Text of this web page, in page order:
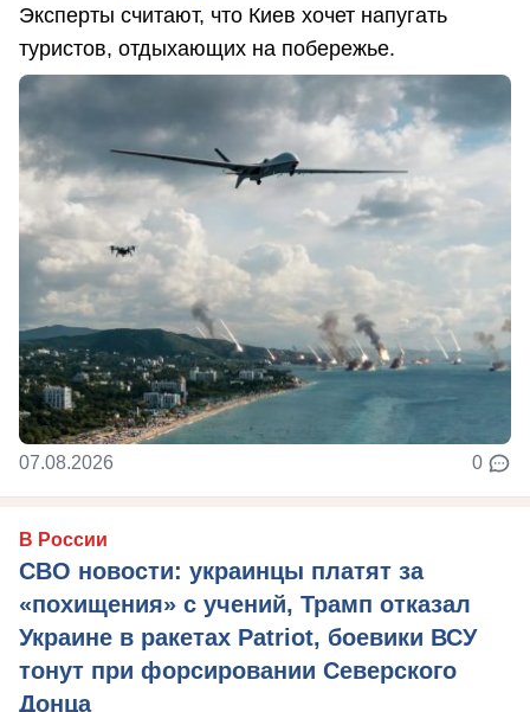
Эксперты считают, что Киев хочет напугать
туристов, отдыхающих на побережье.
07.08.2026 0
В России
СВО новости: украинцы платят за
«похищения» с учений, Трамп отказал
Украине в ракетах Patriot, боевики ВСУ
тонут при форсировании Северского
Донца